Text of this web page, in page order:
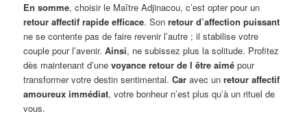
En somme, choisir le Maître Adjinacou, c’est opter pour un
retour affectif rapide efficace. Sonretour d’affection puissant
ne se contente pas de faire revenir l’autre ; il stabilise votre
couple pour l’avenir.Ainsi, ne subissez plus la solitude. Profitez
dès maintenant d’unevoyance retour de l être aimé pour
transformer votre destin sentimental.Car avec unretour affectif
amoureux immédiat, votre bonheur n’est plus qu’à un rituel de
vous.